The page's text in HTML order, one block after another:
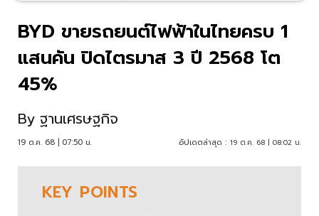
BYD ขายรถยนต์ไฟฟ้าในไทยครบ 1
แสนคัน ปิดไตรมาส 3 ปี 2568 โต
45%
By ฐานเศรษฐกิจ
19 ต.ค. 68 | 07:50 น. อัปเดตล่าสุด : 19 ต.ค. 68 | 08:02 น.
KEY POINTS